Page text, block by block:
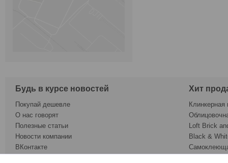
Будь в курсе новостей
Покупай дешевле
О нас говорят
Полезные статьи
Новости компании
ВКонтакте
Хит
Клинкерная
Loft Brick
Black &